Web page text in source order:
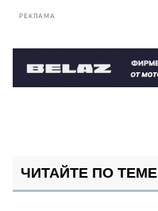
РЕКЛАМА
ЧИТАЙТЕ ПО ТЕМЕ